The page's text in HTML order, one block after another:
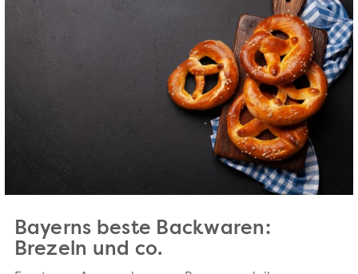
Bayerns beste Backwaren:
Brezeln und co.